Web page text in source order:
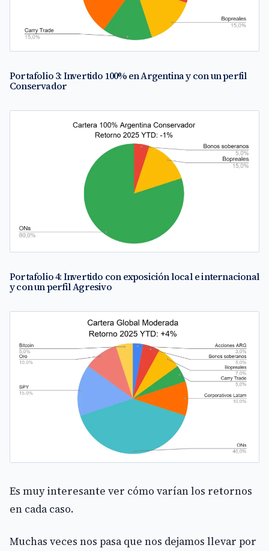
Portafolio 3: Invertido 100% en Argentina y con un perfil
Conservador
Portafolio 4: Invertido con exposición local e internacional
y con un perfil Agresivo
Es muy interesante ver cómo varían los retornos
en cada caso.
Muchas veces nos pasa que nos dejamos llevar por